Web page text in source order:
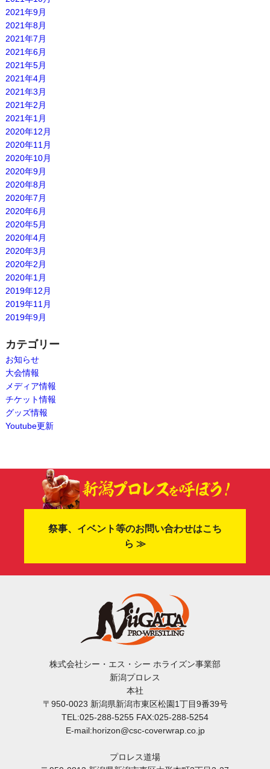
2021年9月
2021年8月
2021年7月
2021年6月
2021年5月
2021年4月
2021年3月
2021年2月
2021年1月
2020年12月
2020年11月
2020年10月
2020年9月
2020年8月
2020年7月
2020年6月
2020年5月
2020年4月
2020年3月
2020年2月
2020年1月
2019年12月
2019年11月
2019年9月
カテゴリー
お知らせ
大会情報
メディア情報
チケット情報
グッズ情報
Youtube更新
祭事、イベント等のお問い合わせはこち
ら ≫
株式会社シー・エス・シー ホライズン事業部
新潟プロレス
本社
〒950-0023 新潟県新潟市東区松園1丁目9番39号
TEL:025-288-5255 FAX:025-288-5254
E-mail:horizon@csc-coverwrap.co.jp
プロレス道場